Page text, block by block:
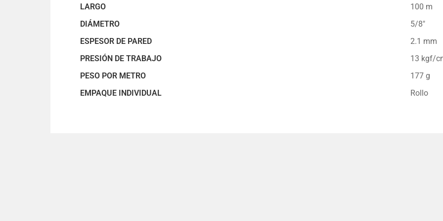
LARGO
100 m
DIÁMETRO
5/8″
ESPESOR DE PARED
2.1 mm
PRESIÓN DE TRABAJO
13 kgf/
PESO POR METRO
177 g
EMPAQUE INDIVIDUAL
Rollo